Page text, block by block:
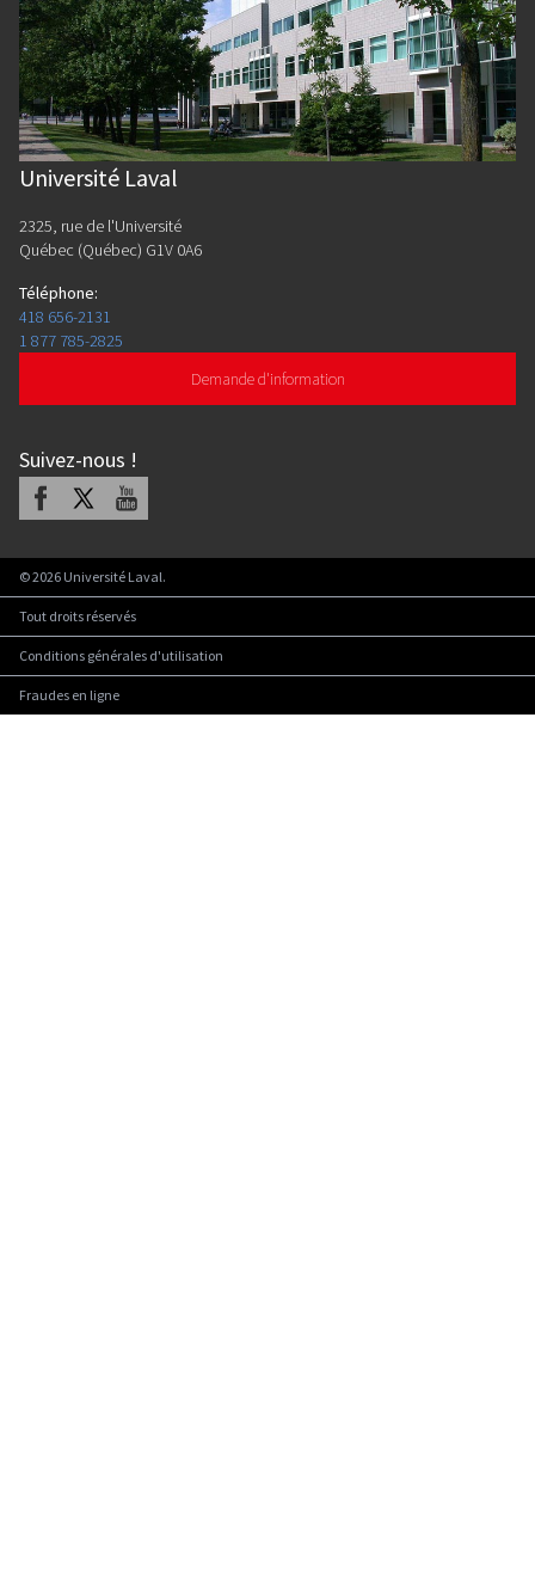
Université Laval
2325, rue de l'Université
Québec (Québec) G1V 0A6
Téléphone:
418 656-2131
1 877 785-2825
Demande d'information
Suivez-nous !
Facebook Youtube
©2026 Université Laval.
Tout droits réservés
Conditions générales d'utilisation
Fraudes en ligne